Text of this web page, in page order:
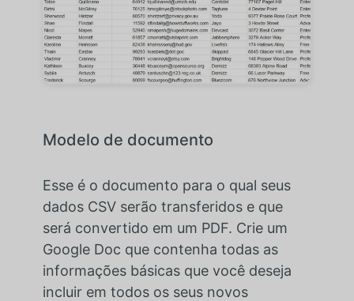
Modelo de documento
Esse é o documento para o qual seus
dados CSV serão transferidos e que
será convertido em um PDF. Crie um
Google Doc que contenha todas as
informações básicas que você deseja
incluir em todos os seus novos